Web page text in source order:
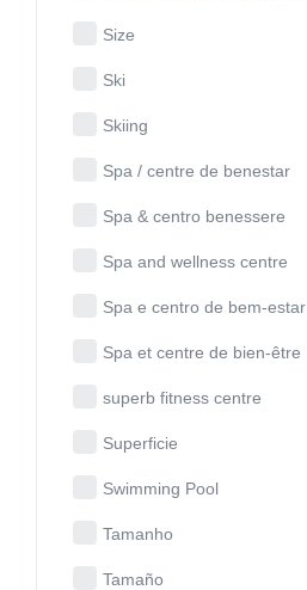
Size
Ski
Skiing
Spa / centre de benestar
Spa & centro benessere
Spa and wellness centre
Spa e centro de bem-estar
Spa et centre de bien-être
superb fitness centre
Superficie
Swimming Pool
Tamanho
Tamaño